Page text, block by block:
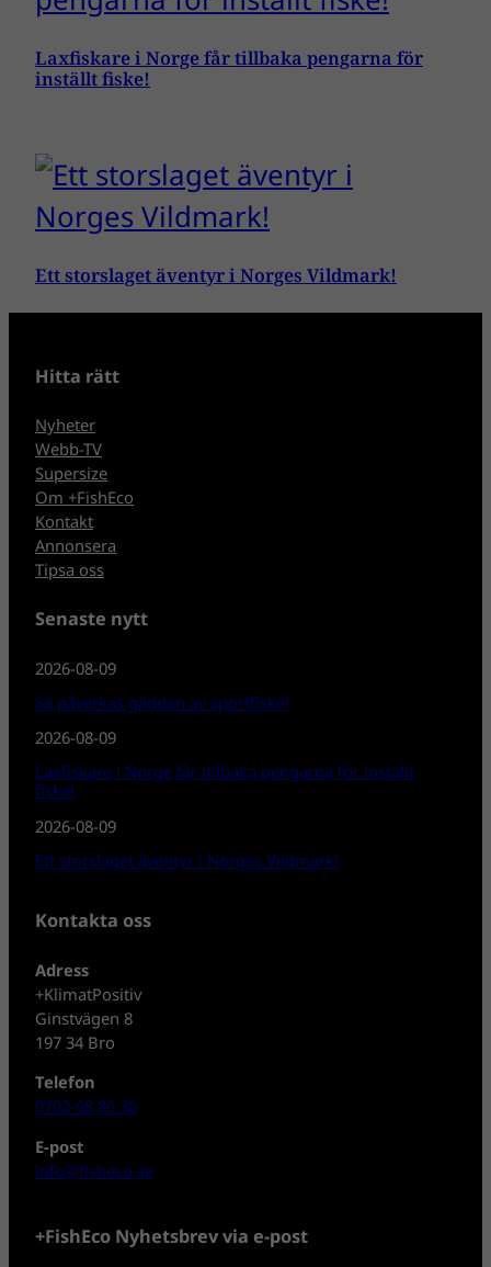
Laxfiskare i Norge får tillbaka pengarna för
inställt fiske!
Ett storslaget äventyr i Norges Vildmark!
Hitta rätt
Nyheter
Webb-TV
Supersize
Om +FishEco
Kontakt
Annonsera
Tipsa oss
Senaste nytt
2026-08-09
Så påverkas gäddan av sportfiske!
2026-08-09
Laxfiskare i Norge får tillbaka pengarna för inställt
fiske!
2026-08-09
Ett storslaget äventyr i Norges Vildmark!
Kontakta oss
Adress
+KlimatPositiv
Ginstvägen 8
197 34 Bro
Telefon
0702-08 80 30
E-post
info@fisheco.se
+FishEco Nyhetsbrev via e-post